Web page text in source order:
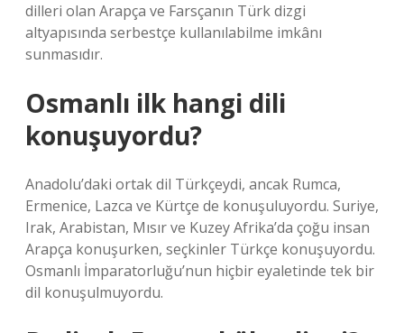
dilleri olan Arapça ve Farsçanın Türk dizgi
altyapısında serbestçe kullanılabilme imkânı
sunmasıdır.
Osmanlı ilk hangi dili
konuşuyordu?
Anadolu’daki ortak dil Türkçeydi, ancak Rumca,
Ermenice, Lazca ve Kürtçe de konuşuluyordu. Suriye,
Irak, Arabistan, Mısır ve Kuzey Afrika’da çoğu insan
Arapça konuşurken, seçkinler Türkçe konuşuyordu.
Osmanlı İmparatorluğu’nun hiçbir eyaletinde tek bir
dil konuşulmuyordu.